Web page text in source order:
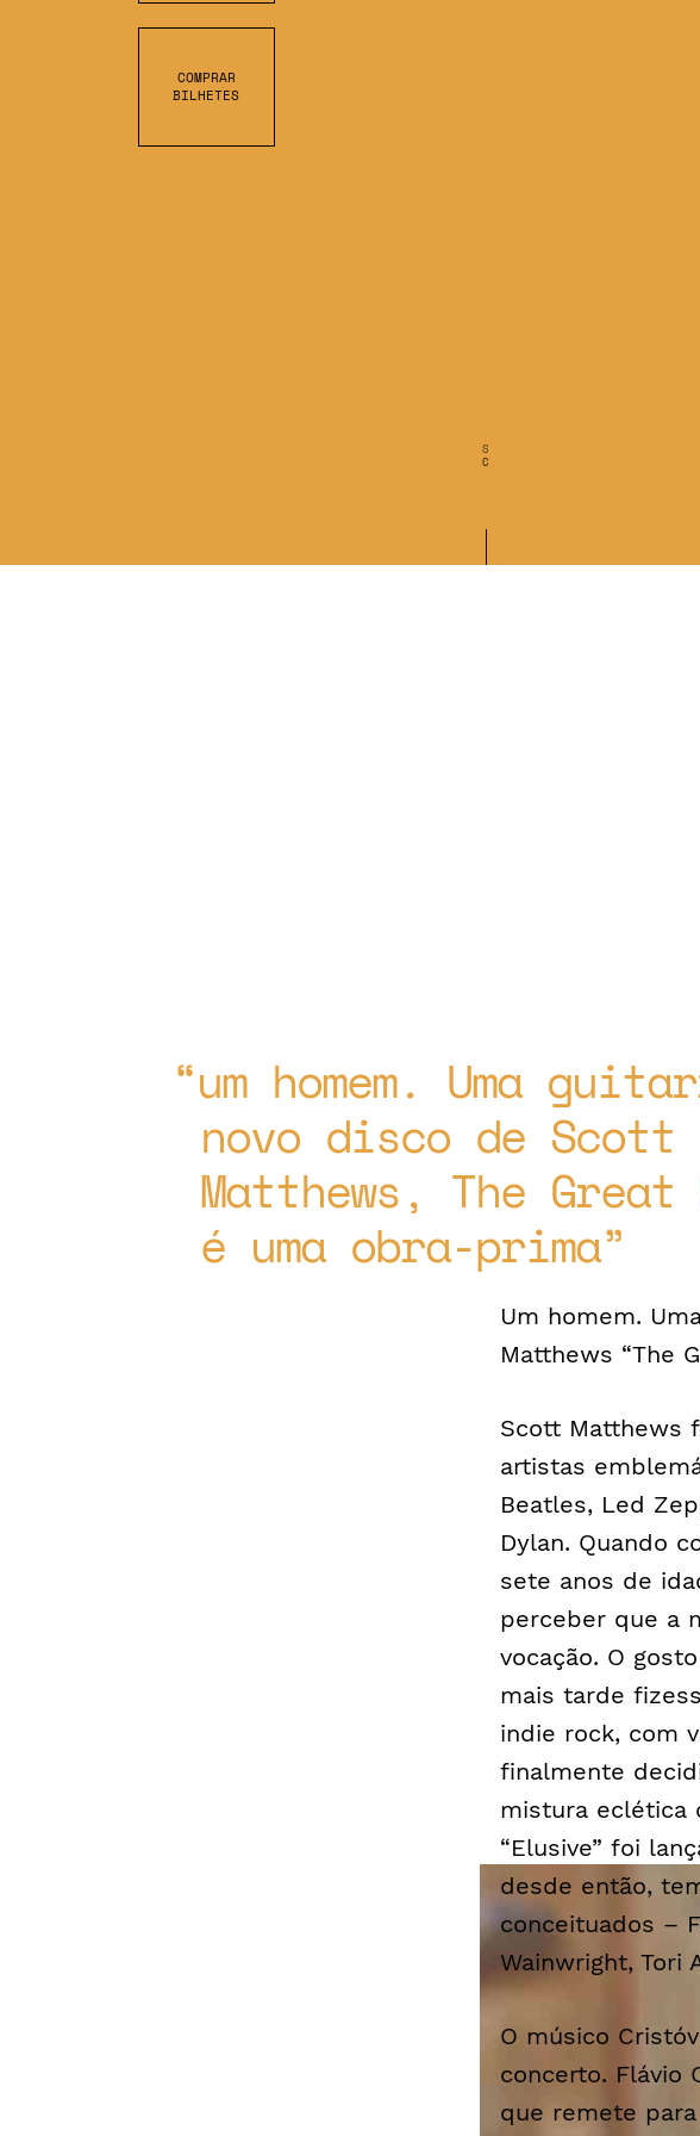
S
C
COMPRAR
BILHETES
um homem. Uma
novo disco de Scott
Matthews, The
é uma obra-prima
Um homem.
Matthews “The
Scott Matthews
artistas
Beatles, Led
Dylan. Quando
sete anos de
perceber que a
vocação. O
mais tarde
indie rock, com
finalmente
mistura eclética
“Elusive” foi
desde então,
conceituados –
Wainwright, Tori
O músico
concerto. Flávio
que remete